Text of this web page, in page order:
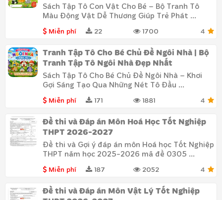
Sách Tập Tô Con Vật Cho Bé – Bộ Tranh Tô
Màu Động Vật Dễ Thương Giúp Trẻ Phát ...
Miễn phí 22 1700 4
Tranh Tập Tô Cho Bé Chủ Đề Ngôi Nhà | Bộ
Tranh Tập Tô Ngôi Nhà Đẹp Nhất
Sách Tập Tô Cho Bé Chủ Đề Ngôi Nhà – Khơi
Gợi Sáng Tạo Qua Những Nét Tô Đầu ...
Miễn phí 171 1881 4
Đề thi và Đáp án Môn Hoá Học Tốt Nghiệp
THPT 2026-2027
Đề thi và Gợi ý đáp án môn Hoá học Tốt Nghiệp
THPT năm học 2025-2026 mã đề 0305 ...
Miễn phí 187 2052 4
Đề thi và Đáp án Môn Vật Lý Tốt Nghiệp